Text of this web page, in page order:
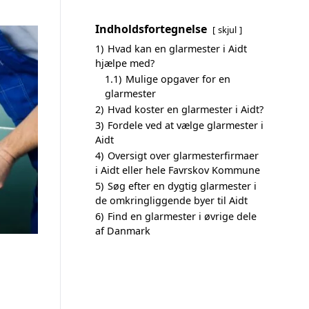
Indholdsfortegnelse skjul
1) Hvad kan en glarmester i Aidt
hjælpe med?
1.1) Mulige opgaver for en
glarmester
2) Hvad koster en glarmester i Aidt?
3) Fordele ved at vælge glarmester i
Aidt
4) Oversigt over glarmesterfirmaer
i Aidt eller hele Favrskov Kommune
5) Søg efter en dygtig glarmester i
de omkringliggende byer til Aidt
6) Find en glarmester i øvrige dele
af Danmark